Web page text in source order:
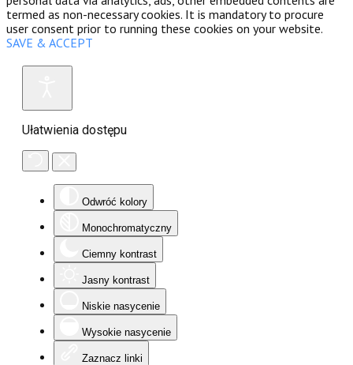
termed as non-necessary cookies. It is mandatory to procure
user consent prior to running these cookies on your website.
SAVE & ACCEPT
Ułatwienia dostępu
Odwróć kolory
Monochromatyczny
Ciemny kontrast
Jasny kontrast
Niskie nasycenie
Wysokie nasycenie
Zaznacz linki